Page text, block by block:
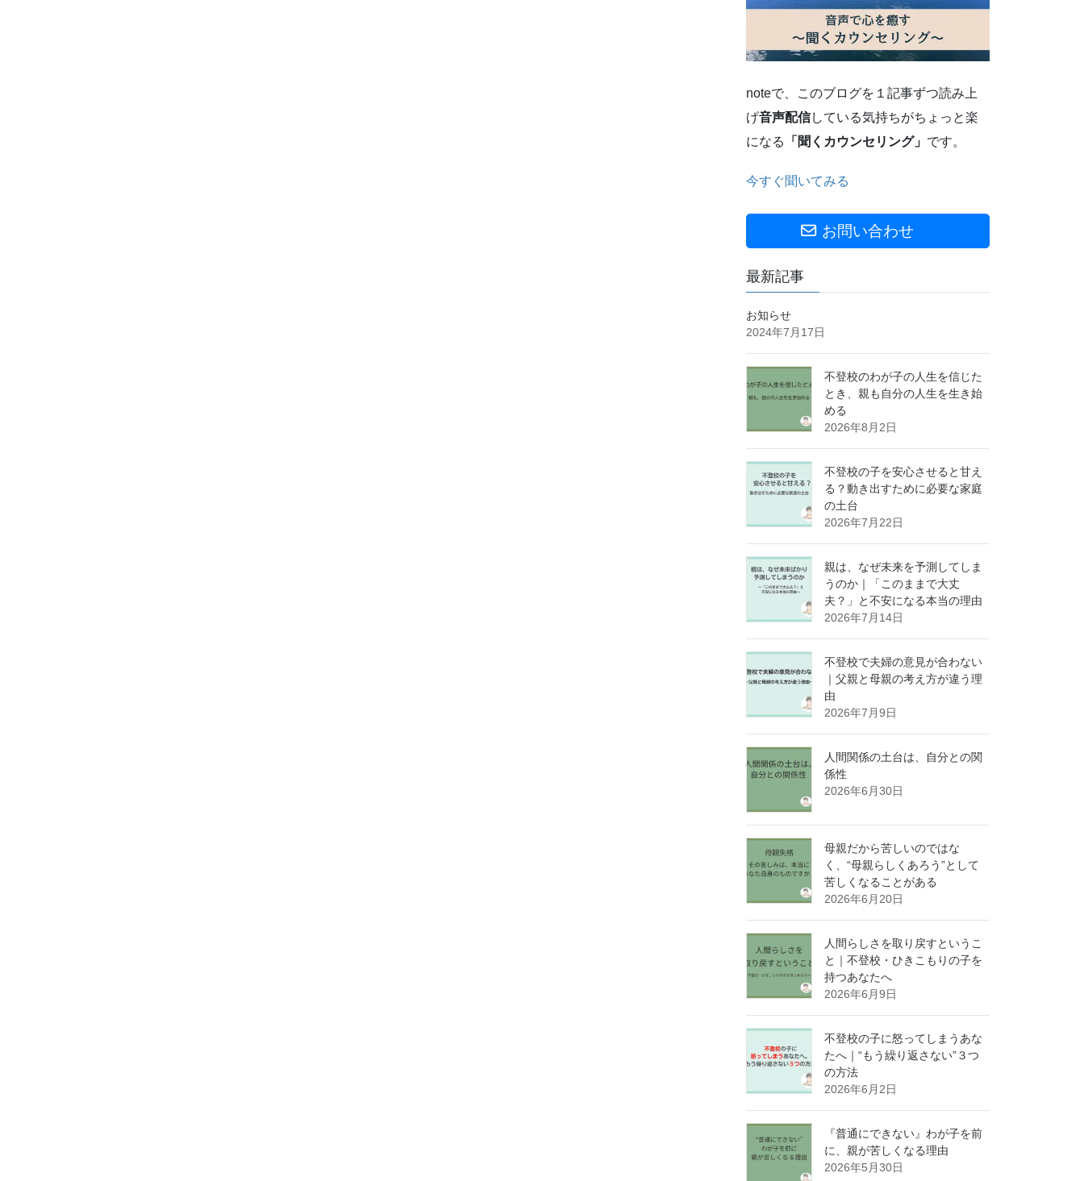
noteで、このブログを１記事ずつ読み上
げ音声配信している気持ちがちょっと楽
になる
「聞くカウンセリング」 です。
今すぐ聞いてみる
お問い合わせ
最新記事
お知らせ
2024年7月17日
不登校のわが子の人生を信じた
とき、親も自分の人生を生き始
める
2026年8月2日
不登校の子を安心させると甘え
る？動き出すために必要な家庭
の土台
2026年7月22日
親は、なぜ未来を予測してしま
うのか｜「このままで大丈
夫？」と不安になる本当の理由
2026年7月14日
不登校で夫婦の意見が合わない
｜父親と母親の考え方が違う理
由
2026年7月9日
人間関係の土台は、自分との関
係性
2026年6月30日
母親だから苦しいのではな
く、“母親らしくあろう”として
苦しくなることがある
2026年6月20日
人間らしさを取り戻すというこ
と｜不登校・ひきこもりの子を
持つあなたへ
2026年6月9日
不登校の子に怒ってしまうあな
たへ｜“もう繰り返さない”３つ
の方法
2026年6月2日
『普通にできない』わが子を前
に、親が苦しくなる理由
2026年5月30日